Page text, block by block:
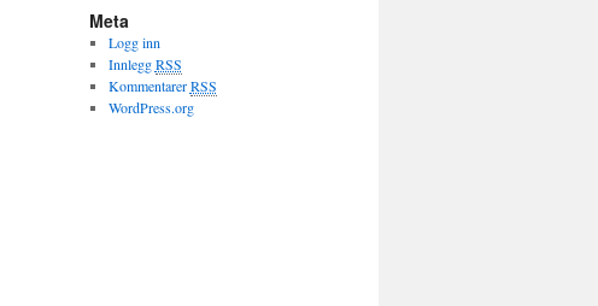
Meta
Logg inn
InnleggRSS
KommentarerRSS
WordPress.org